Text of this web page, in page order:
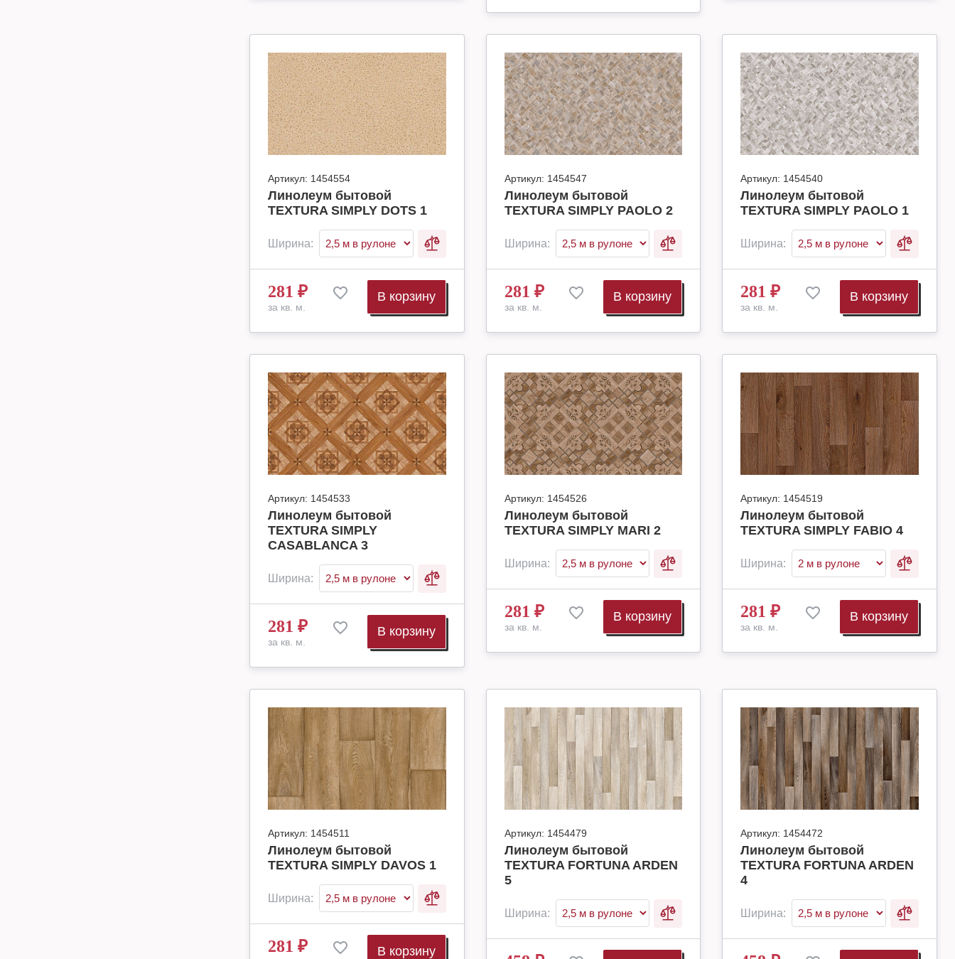
Артикул: 1454554
Линолеум бытовой
TEXTURA SIMPLY DOTS 1
Ширина:
281 ₽
за кв. м.
В корзину
Артикул: 1454547
Линолеум бытовой
TEXTURA SIMPLY PAOLO 2
Ширина:
281 ₽
за кв. м.
В корзину
Артикул: 1454540
Линолеум бытовой
TEXTURA SIMPLY PAOLO 1
Ширина:
281 ₽
за кв. м.
В корзину
Артикул: 1454533
Линолеум бытовой
TEXTURA SIMPLY
CASABLANCA 3
Ширина:
281 ₽
за кв. м.
В корзину
Артикул: 1454526
Линолеум бытовой
TEXTURA SIMPLY MARI 2
Ширина:
281 ₽
за кв. м.
В корзину
Артикул: 1454519
Линолеум бытовой
TEXTURA SIMPLY FABIO 4
Ширина:
281 ₽
за кв. м.
В корзину
Артикул: 1454511
Линолеум бытовой
TEXTURA SIMPLY DAVOS 1
Ширина:
281 ₽ В корзину
Артикул: 1454479
Линолеум бытовой
TEXTURA FORTUNA ARDEN
5
Ширина:
Артикул: 1454472
Линолеум бытовой
TEXTURA FORTUNA ARDEN
4
Ширина: